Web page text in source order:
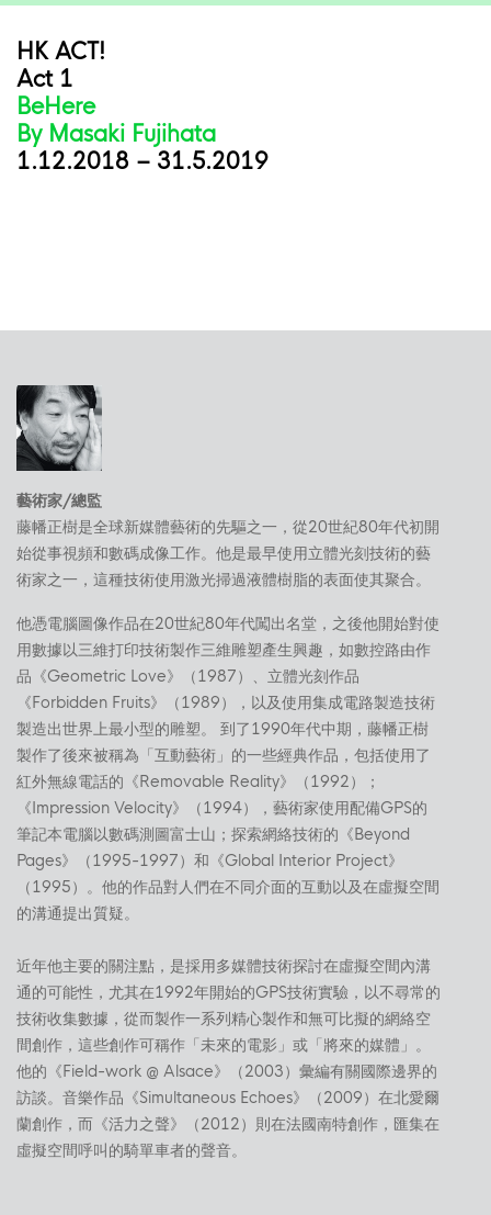
HK ACT!
Act 1
BeHere
By Masaki Fujihata
1.12.2018 – 31.5.2019
藝術家/總監
藤幡正樹是全球新媒體藝術的先驅之一，從20世紀80年代初開
始從事視頻和數碼成像工作。他是最早使用立體光刻技術的藝
術家之一，這種技術使用激光掃過液體樹脂的表面使其聚合。
他憑電腦圖像作品在20世紀80年代闖出名堂，之後他開始對使
用數據以三維打印技術製作三維雕塑產生興趣，如數控路由作
品《Geometric Love》（1987）、立體光刻作品
《Forbidden Fruits》（1989），以及使用集成電路製造技術
製造出世界上最小型的雕塑。 到了1990年代中期，藤幡正樹
製作了後來被稱為「互動藝術」的一些經典作品，包括使用了
紅外無線電話的《Removable Reality》（1992）；
《Impression Velocity》（1994），藝術家使用配備GPS的
筆記本電腦以數碼測圖富士山；探索網絡技術的《Beyond
Pages》（1995-1997）和《Global Interior Project》
（1995）。他的作品對人們在不同介面的互動以及在虛擬空間
的溝通提出質疑。
近年他主要的關注點，是採用多媒體技術探討在虛擬空間內溝
通的可能性，尤其在1992年開始的GPS技術實驗，以不尋常的
技術收集數據，從而製作一系列精心製作和無可比擬的網絡空
間創作，這些創作可稱作「未來的電影」或「將來的媒體」。
他的《Field-work @ Alsace》（2003）彙編有關國際邊界的
訪談。音樂作品《Simultaneous Echoes》（2009）在北愛爾
蘭創作，而《活力之聲》（2012）則在法國南特創作，匯集在
虛擬空間呼叫的騎單車者的聲音。